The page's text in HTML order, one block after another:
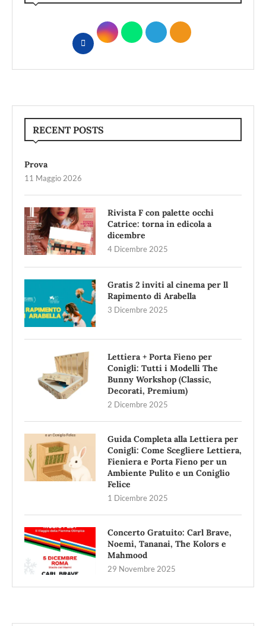
RECENT POSTS
Prova
11 Maggio 2026
Rivista F con palette occhi
Catrice: torna in edicola a
dicembre
4 Dicembre 2025
Gratis 2 inviti al cinema per ll
Rapimento di Arabella
3 Dicembre 2025
Lettiera + Porta Fieno per
Conigli: Tutti i Modelli The
Bunny Workshop (Classic,
Decorati, Premium)
2 Dicembre 2025
Guida Completa alla Lettiera per
Conigli: Come Scegliere Lettiera,
Fieniera e Porta Fieno per un
Ambiente Pulito e un Coniglio
Felice
1 Dicembre 2025
Concerto Gratuito: Carl Brave,
Noemi, Tananai, The Kolors e
Mahmood
29 Novembre 2025